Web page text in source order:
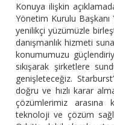
Konuya ilişkin
Yönetim Kurulu
yenilikçi yüzümüzle
danışmanlık hizmeti
konumumuzu
sıkışarak şirketlere
genişleteceğiz.
doğru ve hızlı karar
çözümlerimiz arasına
teknoloji ve çözüm